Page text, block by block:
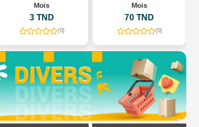
Mois
3 TND
(0)
Mois
70 TND
(0)